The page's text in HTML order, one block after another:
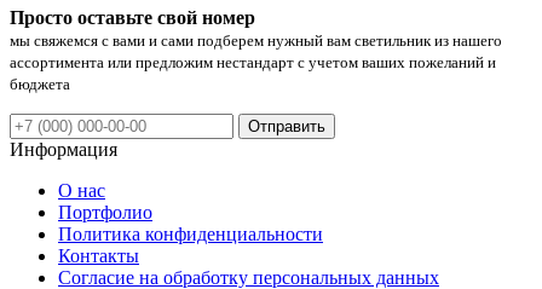
Просто оставьте свой номер
мы свяжемся с вами и сами подберем нужный вам светильник из нашего
ассортимента или предложим нестандарт с учетом ваших пожеланий и
бюджета
Отправить
Информация
О нас
Портфолио
Политика конфиденциальности
Контакты
Согласие на обработку персональных данных